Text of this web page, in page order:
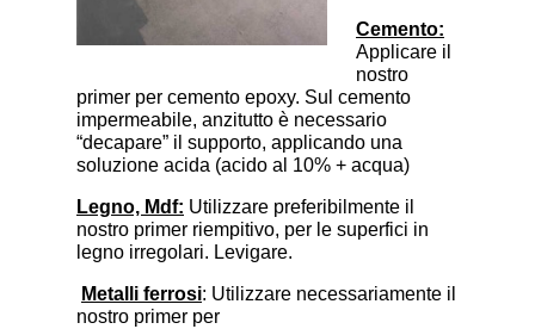
Cemento:
Applicare il
nostro
primer per cemento epoxy. Sul cemento
impermeabile, anzitutto è necessario
“decapare” il supporto, applicando una
soluzione acida (acido al 10% + acqua)
Legno, Mdf: Utilizzare preferibilmente il
nostro primer riempitivo, per le superfici in
legno irregolari. Levigare.
Metalli ferrosi: Utilizzare necessariamente il
nostro primer per